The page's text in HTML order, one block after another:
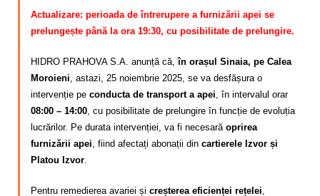
Actualizare: perioada de întrerupere a furnizării apei se
prelungește până la ora 19:30, cu posibilitate de prelungire.
HIDRO PRAHOVA S.A. anunță că,în orașul Sinaia, pe Calea
Moroieni , astazi, 25 noiembrie 2025, se va desfășura o
intervenție pe conducta de transport a apei , în intervalul orar
08:00 – 14:00 , cu posibilitate de prelungire în funcție de evoluția
lucrărilor. Pe durata intervenției, va fi necesară oprirea
furnizării apei , fiind afectați abonații din cartierele Izvor și
Platou Izvor
Pentru remedierea avariei și creșterea eficienței rețelei